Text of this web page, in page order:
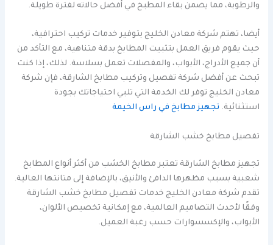
والرطوبة، مما يضمن بقاء المطبخ في أفضل حالاته لفترة طويلة.
أيضا، تهتم شركة معادن الخليج بتوفير خدمات تركيب احترافية،
حيث يقوم فريق العمل بتثبيت المطابخ بدقة متناهية، مع التأكد من
أن جميع الأدراج، الأبواب، والمفصلات تعمل بسلاسة. لذلك، إذا كنت
تبحث عن أفضل شركة تفصيل وتركيب مطابخ الشارقة، فإن شركة
معادن الخليج توفر لك الخدمة التي تلبي احتياجاتك بجودة
استثنائية. تجهيز مطابخ في راس الخيمة
تفصيل مطابخ خشب الشارقة
تجهيز مطابخ الشارقة تعتبر مطابخ الخشب من أكثر أنواع المطابخ
شعبية بسبب مظهرها الدافئ والأنيق، بالإضافة إلى متانتها العالية.
تقدم شركة معادن الخليج خدمات تفصيل مطابخ خشب الشارقة
وفقًا لأحدث التصاميم العالمية، مع إمكانية تخصيص الألوان،
الأبواب، والإكسسوارات حسب رغبة العميل.